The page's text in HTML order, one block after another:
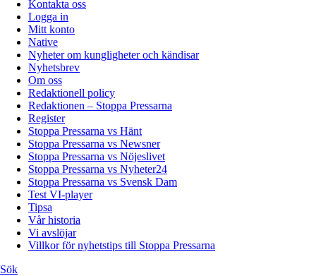
Kontakta oss
Logga in
Mitt konto
Native
Nyheter om kungligheter och kändisar
Nyhetsbrev
Om oss
Redaktionell policy
Redaktionen – Stoppa Pressarna
Register
Stoppa Pressarna vs Hänt
Stoppa Pressarna vs Newsner
Stoppa Pressarna vs Nöjeslivet
Stoppa Pressarna vs Nyheter24
Stoppa Pressarna vs Svensk Dam
Test VI-player
Tipsa
Vår historia
Vi avslöjar
Villkor för nyhetstips till Stoppa Pressarna
Sök